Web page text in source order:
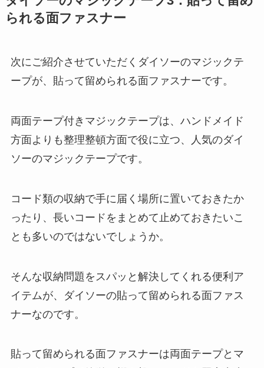
られる面ファスナー
次にご紹介させていただくダイソーのマジックテ
ープが、貼って留められる面ファスナーです。
両面テープ付きマジックテープは、ハンドメイド
方面よりも整理整頓方面で役に立つ、人気のダイ
ソーのマジックテープです。
コード類の収納で手に届く場所に置いておきたか
ったり、長いコードをまとめて止めておきたいこ
とも多いのではないでしょうか。
そんな収納問題をスパッと解決してくれる便利ア
イテムが、ダイソーの貼って留められる面ファス
ナーなのです。
貼って留められる面ファスナーは両面テープとマ